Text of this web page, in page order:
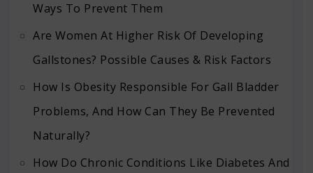
Ways To Prevent Them
Are Women At Higher Risk Of Developing
Gallstones? Possible Causes & Risk Factors
How Is Obesity Responsible For Gall Bladder
Problems, And How Can They Be Prevented
Naturally?
How Do Chronic Conditions Like Diabetes And